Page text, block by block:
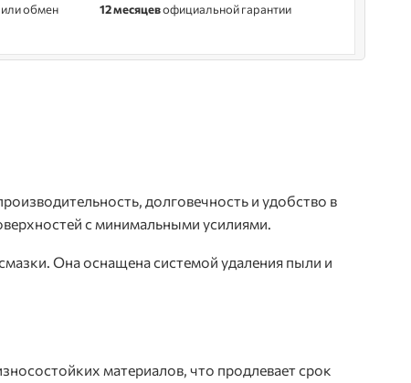
или обмен
12 месяцевофициальной гарантии
долговечность и удобство в
с минимальными усилиями.
Она оснащена системой удаления пыли и
материалов, что продлевает срок